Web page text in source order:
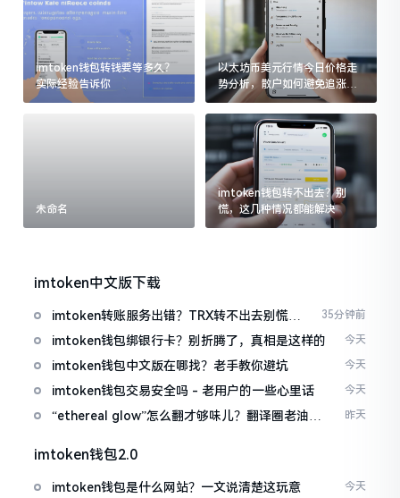
imtoken钱包转钱要等多久？
实际经验告诉你
以太坊币美元行情今日价格走
势分析，散户如何避免追涨杀
跌被套牢
未命名
imtoken钱包转不出去？别
慌，这几种情况都能解决
imtoken中文版下载
imtoken转账服务出错？TRX转不出去别慌，
这几招试试
35分钟前
imtoken钱包绑银行卡？别折腾了，真相是这样的 今天
imtoken钱包中文版在哪找？老手教你避坑 今天
imtoken钱包交易安全吗 - 老用户的一些心里话 今天
“ethereal glow”怎么翻才够味儿？翻译圈老油条
昨天
imtoken钱包2.0
imtoken钱包是什么网站？一文说清楚这玩意 今天